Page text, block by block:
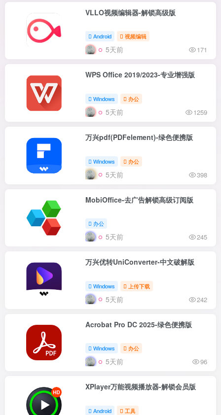
VLLO视频编辑器-解锁高级版
Android 视频编辑
5天前 171
WPS Office 2019/2023-专业增强版
Windows 办公
5天前 1259
万兴pdf(PDFelement)-绿色便携版
Windows 办公
5天前 398
MobiOffice-去广告解锁高级订阅版
办公
5天前 245
万兴优转UniConverter-中文破解版
Windows 上传下载
5天前 242
Acrobat Pro DC 2025-绿色便携版
Windows 办公
5天前 96
XPlayer万能视频播放器-解锁会员版
Android 工具